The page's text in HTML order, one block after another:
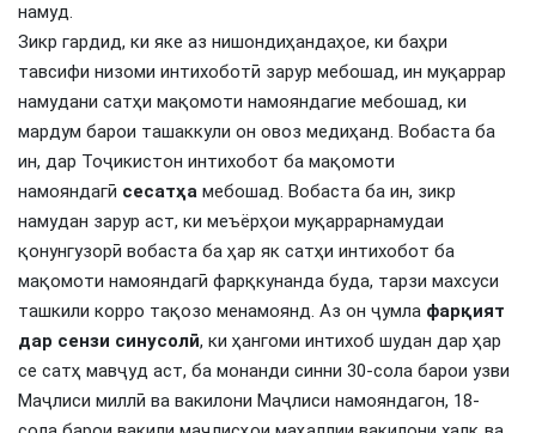
намуд.
Зикр гардид, ки яке аз нишондиҳандаҳое, ки баҳри
тавсифи низоми интихоботӣ зарур мебошад, ин муқаррар
намудани сатҳи мақомоти намояндагие мебошад, ки
мардум барои ташаккули он овоз медиҳанд. Вобаста ба
ин, дар Тоҷикистон интихобот ба мақомоти
намояндагӣ сесатҳа мебошад. Вобаста ба ин, зикр
намудан зарур аст, ки меъёрҳои муқаррарнамудаи
қонунгузорӣ вобаста ба ҳар як сатҳи интихобот ба
мақомоти намояндагӣ фарқкунанда буда, тарзи махсуси
ташкили корро тақозо менамоянд. Аз он ҷумла фарқият
дар сензи синусолӣ, ки ҳангоми интихоб шудан дар ҳар
се сатҳ мавҷуд аст, ба монанди синни 30-сола барои узви
Маҷлиси миллӣ ва вакилони Маҷлиси намояндагон, 18-